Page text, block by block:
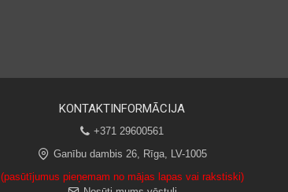
KONTAKTINFORMĀCIJA
+371 29600561
Ganību dambis 26, Rīga, LV-1005
(pasūtījumus pieņemam no mājas lapas vai rakstiski)